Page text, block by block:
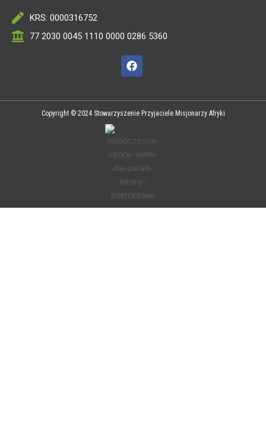
KRS: 0000316752
77 2030 0045 1110 0000 0286 5360
Copyright © 2024 Stowarzyszenie Przyjaciele Misjonarzy Afryki